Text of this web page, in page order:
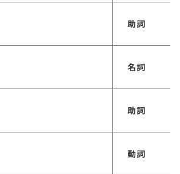
助詞
名詞
助詞
動詞